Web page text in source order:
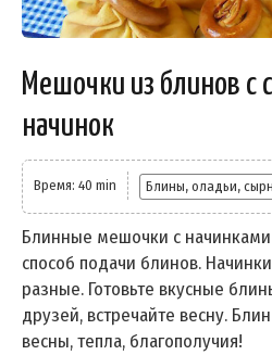
Мешочки из блинов с
начинок
Время: 40 min Блины, оладьи,
Блинные мешочки с
способ подачи блинов.
разные. Готовьте вкусные
друзей, встречайте весну.
весны, тепла, благополучия!